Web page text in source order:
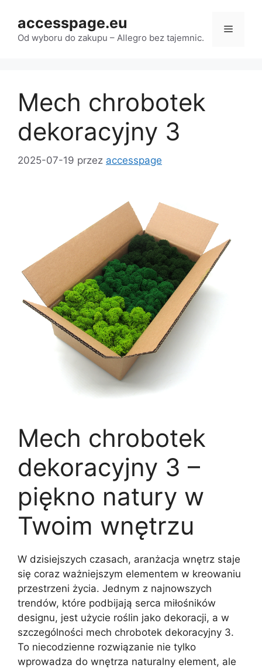
treści
accesspage.eu
Od wyboru do zakupu – Allegro bez tajemnic.
Menu
Mech chrobotek
dekoracyjny 3
2025-07-19 przez accesspage
Mech chrobotek
dekoracyjny 3 –
piękno natury w
Twoim wnętrzu
W dzisiejszych czasach, aranżacja wnętrz staje
się coraz ważniejszym elementem w kreowaniu
przestrzeni życia. Jednym z najnowszych
trendów, które podbijają serca miłośników
designu, jest użycie roślin jako dekoracji, a w
szczególności mech chrobotek dekoracyjny 3.
To niecodzienne rozwiązanie nie tylko
wprowadza do wnętrza naturalny element, ale